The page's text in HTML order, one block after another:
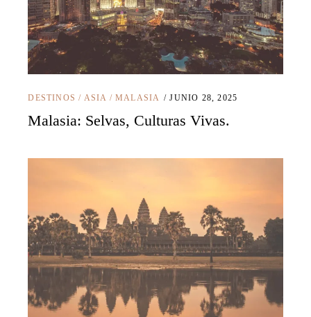
DESTINOS / ASIA / MALASIA JUNIO 28, 2025
Malasia: Selvas, Culturas Vivas.